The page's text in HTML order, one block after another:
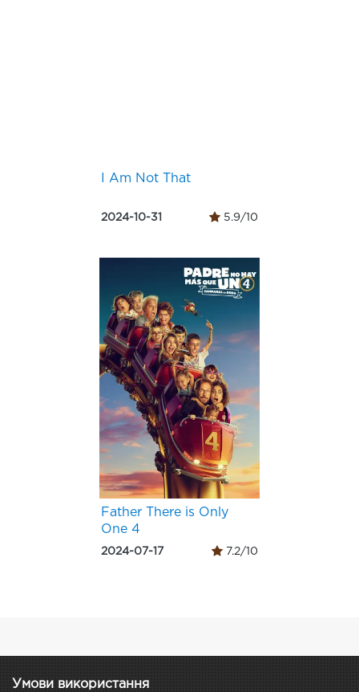
I Am Not That
2024-10-31 5.9/10
Father There is Only
One 4
2024-07-17 7.2/10
Умови використання